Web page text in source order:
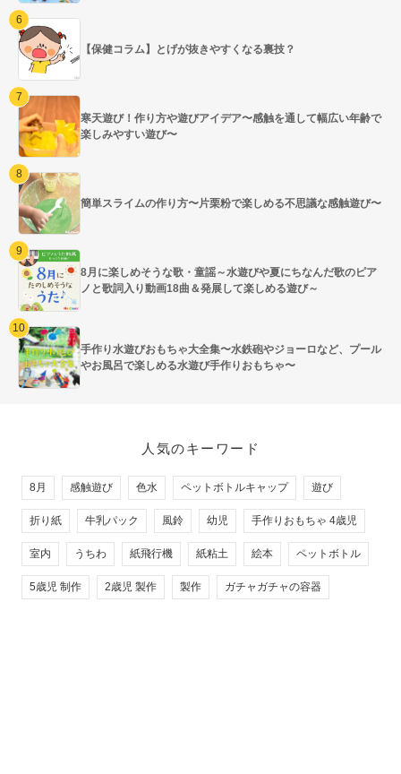
【保健コラム】とげが抜きやすくなる裏技？
寒天遊び！作り方や遊びアイデア〜感触を通して幅広い年齢で
楽しみやすい遊び〜
簡単スライムの作り方〜片栗粉で楽しめる不思議な感触遊び〜
8月に楽しめそうな歌・童謡～水遊びや夏にちなんだ歌のピア
ノと歌詞入り動画18曲＆発展して楽しめる遊び～
手作り水遊びおもちゃ大全集〜水鉄砲やジョーロなど、プール
やお風呂で楽しめる水遊び手作りおもちゃ〜
人気のキーワード
8月 感触遊び 色水 ペットボトルキャップ 遊び
折り紙 牛乳パック 風鈴 幼児 手作りおもちゃ 4歳児
室内 うちわ 紙飛行機 紙粘土 絵本 ペットボトル
5歳児 制作 2歳児 製作 製作 ガチャガチャの容器